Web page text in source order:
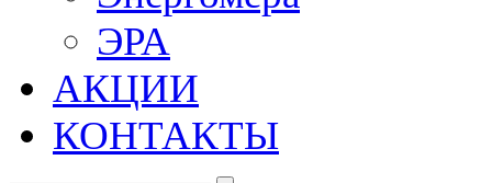
ЭРА
АКЦИИ
КОНТАКТЫ